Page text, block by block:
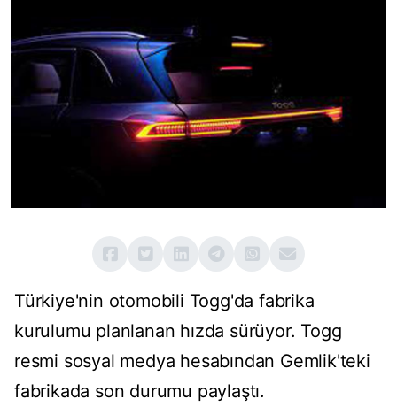
Türkiye'nin otomobili Togg'da fabrika
kurulumu planlanan hızda sürüyor. Togg
resmi sosyal medya hesabından Gemlik'teki
fabrikada son durumu paylaştı.